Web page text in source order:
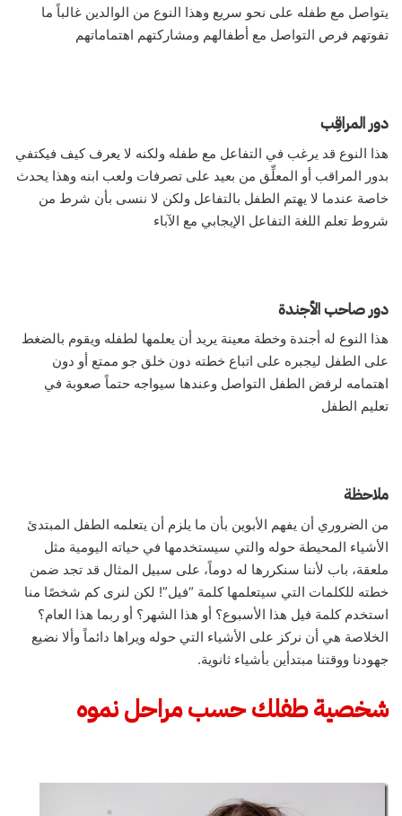
يتواصل مع طفله على نحو سريع وهذا النوع من الوالدين غالباً ما
تفوتهم فرص التواصل مع أطفالهم ومشاركتهم اهتماماتهم
دور المراقِب
هذا النوع قد يرغب في التفاعل مع طفله ولكنه لا يعرف كيف فيكتفي
بدور المراقب أو المعلِّق من بعيد على تصرفات ولعب ابنه وهذا يحدث
خاصة عندما لا يهتم الطفل بالتفاعل ولكن لا ننسى بأن شرط من
شروط تعلم اللغة التفاعل الإيجابي مع الآباء
دور صاحب الأجندة
هذا النوع له أجندة وخطة معينة يريد أن يعلمها لطفله ويقوم بالضغط
على الطفل ليجبره على اتباع خطته دون خلق جو ممتع أو دون
اهتمامه لرفض الطفل التواصل وعندها سيواجه حتماً صعوبة في
تعليم الطفل
ملاحظة
من الضروري أن يفهم الأبوين بأن ما يلزم أن يتعلمه الطفل المبتدئ
الأشياء المحيطة حوله والتي سيستخدمها في حياته اليومية مثل
ملعقة، باب لأننا سنكررها له دوماً، على سبيل المثال قد تجد ضمن
خطته للكلمات التي سيتعلمها كلمة “فيل”! لكن لنرى كم شخصًا منا
استخدم كلمة فيل هذا الأسبوع؟ أو هذا الشهر؟ أو ربما هذا العام؟
الخلاصة هي أن نركز على الأشياء التي حوله ويراها دائماً وألا نضيع
جهودنا ووقتنا مبتدأين بأشياء ثانوية.
شخصية طفلك حسب مراحل نموه